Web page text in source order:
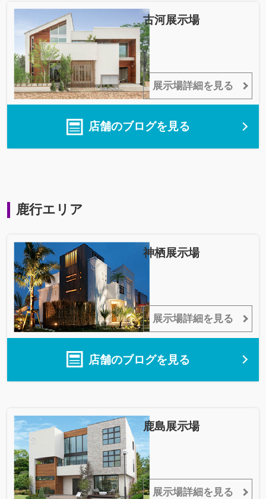
古河展示場
展示場詳細を見る
店舗のブログを見る
鹿行エリア
神栖展示場
展示場詳細を見る
店舗のブログを見る
鹿島展示場
展示場詳細を見る